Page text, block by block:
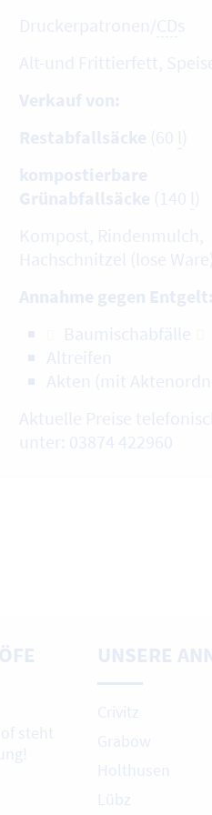
Druckerpatronen/ CDs
Alt-und Frittierfett,
Verkauf von:
Restabfallsäcke (60 l)
kompostierbare
Grünabfallsäcke (140 l)
Kompost, Rindenmulch,
Hachschnitzel (lose Ware)
Annahme gegen Entgelt:
Baumischabfälle
Altreifen
Akten (mit
Aktuelle Preise
unter: 03874 422960
steht
UNSERE
Crivitz
Grabow
Holthusen
Lübz